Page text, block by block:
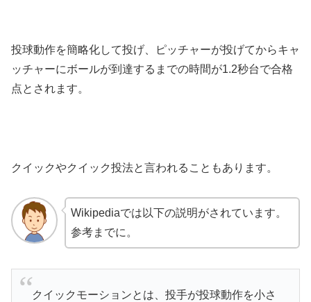
投球動作を簡略化して投げ、ピッチャーが投げてからキャ
ッチャーにボールが到達するまでの時間が1.2秒台で合格
点とされます。
クイックやクイック投法と言われることもあります。
Wikipediaでは以下の説明がされています。
参考までに。
クイックモーションとは、投手が投球動作を小さ